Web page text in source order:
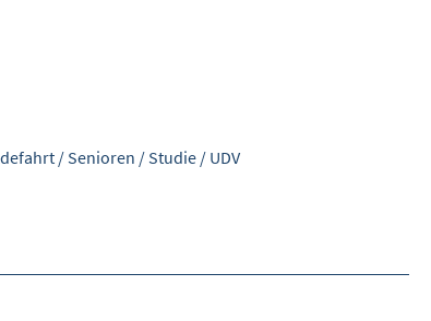
/ Senioren / Studie / UDV